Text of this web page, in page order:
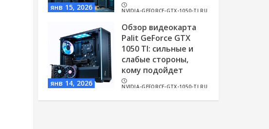
янв 15, 2026 NVIDIA-GEFORCE-GTX-1050-TI.RU
янв 14, 2026
Обзор видеокарта
Palit GeForce GTX
1050 TI: сильные и
слабые стороны,
кому подойдет
NVIDIA-GEFORCE-GTX-1050-TI.RU